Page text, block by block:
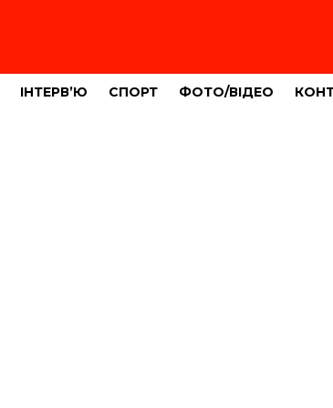
ІНТЕРВ’Ю СПОРТ ФОТО/ВІДЕО